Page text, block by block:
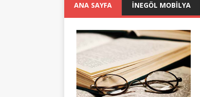
ANA SAYFA İNEGÖL MOBILYA